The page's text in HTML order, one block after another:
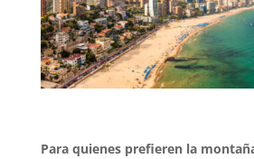
Para quienes prefieren la